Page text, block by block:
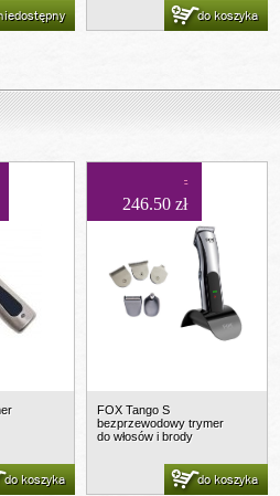
do koszyka
do koszyka
246.50 zł
FOX Tango S
bezprzewodowy trymer
do włosów i brody
do koszyka